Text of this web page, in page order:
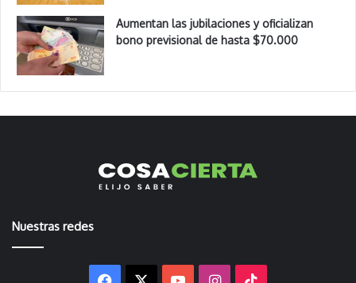
Aumentan las jubilaciones y oficializan
bono previsional de hasta $70.000
Nuestras redes